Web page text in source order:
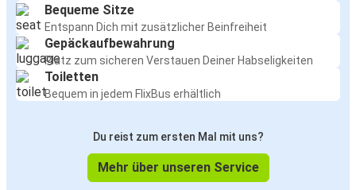
Bequeme Sitze
Entspann Dich mit zusätzlicher Beinfreiheit
Gepäckaufbewahrung
Platz zum sicheren Verstauen Deiner Habseligkeiten
Toiletten
Bequem in jedem FlixBus erhältlich
Du reist zum ersten Mal mit uns?
Mehr über unseren Service